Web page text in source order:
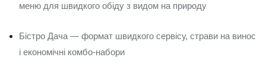
меню для швидкого обіду з видом на природу
Бістро Дача — формат швидкого сервісу, страви на винос
і економічні комбо-набори